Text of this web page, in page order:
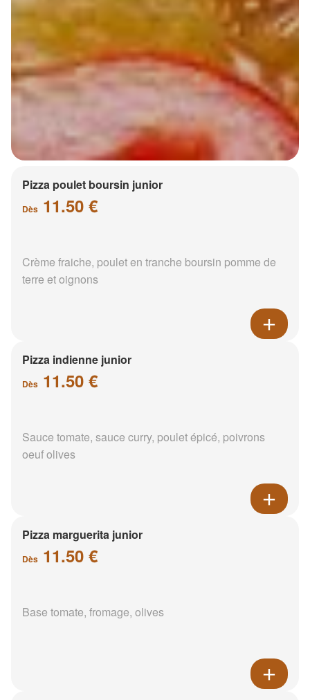
Pizza poulet boursin junior
Dès 11.50 €
Crème fraiche, poulet en tranche boursin pomme de
terre et oignons
Pizza indienne junior
Dès 11.50 €
Sauce tomate, sauce curry, poulet épicé, poivrons
oeuf olives
Pizza marguerita junior
Dès 11.50 €
Base tomate, fromage, olives